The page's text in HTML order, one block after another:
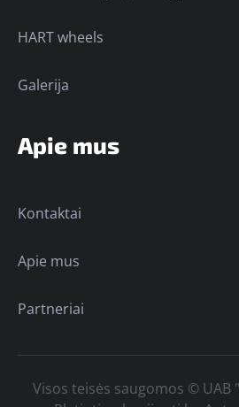
HART wheels
Galerija
Apie mus
Kontaktai
Apie mus
Partneriai
Visos teisės saugomos © UAB